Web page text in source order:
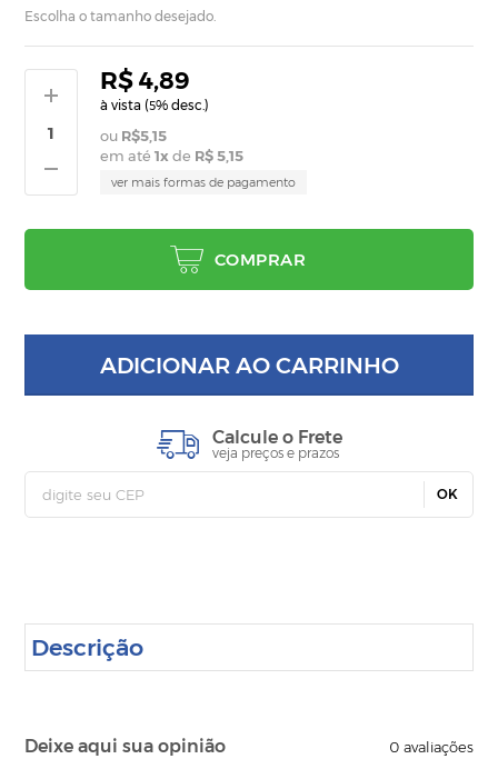
Escolha o tamanho desejado.
R$ 4,89
à vista (5% desc.)
R$5,15
em até1x de R$ 5,15
ver mais formas de pagamento
COMPRAR
ADICIONAR AO CARRINHO
Calcule o Frete
veja preços e prazos
OK
Descrição
Deixe aqui sua opinião 0avaliações